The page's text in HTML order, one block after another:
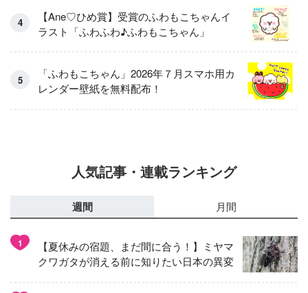
【Ane♡ひめ賞】受賞のふわもこちゃんイ
ラスト「ふわふわ♪ふわもこちゃん」
「ふわもこちゃん」2026年７月スマホ用カ
レンダー壁紙を無料配布！
人気記事・連載ランキング
週間 月間
1
【夏休みの宿題、まだ間に合う！】ミヤマ
クワガタが消える前に知りたい日本の異変